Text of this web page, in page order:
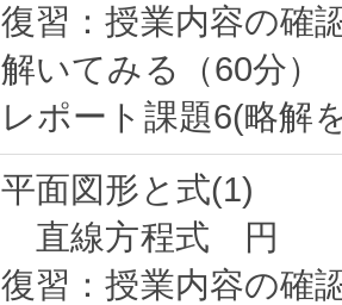
復習：授業内容の確
解いてみる（60分）
平面図形と式(1)
直線方程式 円
復習：授業内容の確